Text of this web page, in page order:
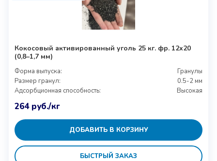
Кокосовый активированный уголь 25 кг. фр. 12х20
(0,8–1,7 мм)
Форма выпуска:
Гранулы
Размер гранул:
0.5-2 мм
Адсорбционная способность:
Высокая
264 руб./кг
ДОБАВИТЬ В КОРЗИНУ
БЫСТРЫЙ ЗАКАЗ